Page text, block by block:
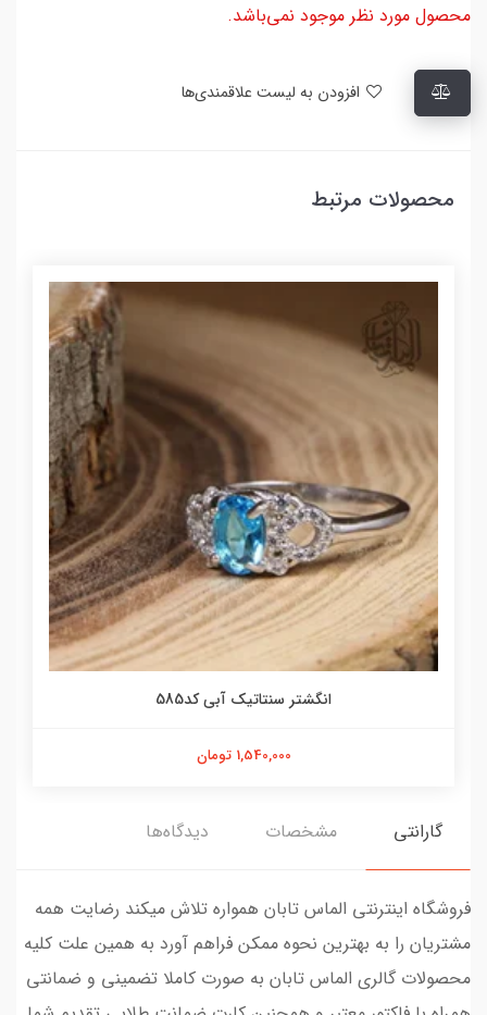
محصول مورد نظر موجود نمی‌باشد.
محصولات مرتبط
انگشتر سنتاتیک آبی کد585
1,540,000 تومان
گارانتی مشخصات دیدگاه‌ها
فروشگاه اینترنتی الماس تابان همواره تلاش میکند رضایت همه
مشتریان را به بهترین نحوه ممکن فراهم آورد به همین علت کلیه
محصولات گالری الماس تابان به صورت کاملا تضمینی و ضمانتی